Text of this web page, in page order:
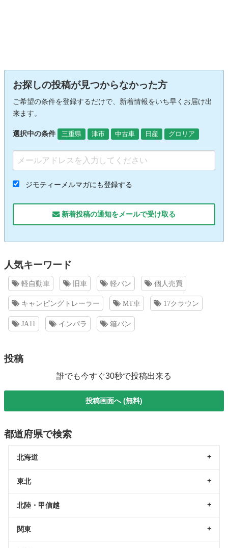
お探しの投稿が見つからなかった方
ご希望の条件を登録するだけで、新着情報をいち早くお届け出
来ます。
選択中の条件 三重県 津市 中古車 日産 グロリア
ジモティーメルマガにも登録する
新着投稿の通知をメールで受け取る
人気キーワード
軽自動車 旧車 軽バン 個人売買
キャンピングトレーラー MT車 17クラウン
JA11 インパラ 箱バン
投稿
誰でも今すぐ30秒で投稿出来る
投稿画面へ (無料)
都道府県で検索
北海道
東北
北陸・甲信越
関東